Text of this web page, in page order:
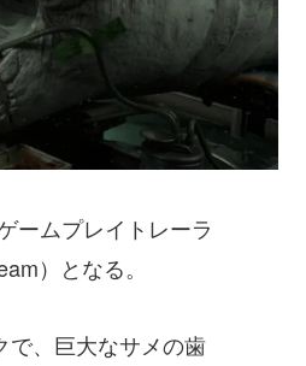
ームプレイトレーラ
）となる。
で、巨大なサメの歯